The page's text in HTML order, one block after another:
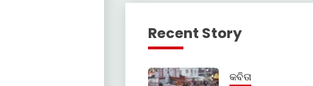
Recent Story
କବିତା